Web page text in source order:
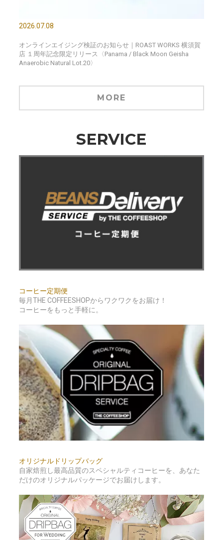
2026.07.08
オンラインエイジング検証のお知らせ｜ROAST WORKS 横須賀
店 １周年記念限定リリース〈Panama / Black Moon Geisha
Anaerobic Natural Lot.20〉
MORE
SERVICE
コーヒー定期便
毎月THE COFFEESHOPからワクワクをお届け！
コーヒーをもっと手軽に。
オリジナルドリップバッグ
自家焙煎し最高品質のスペシャルティコーヒーを、あなた
だけのオリジナルパッケージでお届けします。